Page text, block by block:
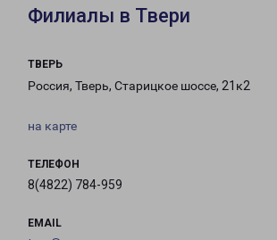
Филиалы в Твери
ТВЕРЬ
Россия, Тверь, Старицкое шоссе, 21к2
на карте
ТЕЛЕФОН
8(4822) 784-959
EMAIL